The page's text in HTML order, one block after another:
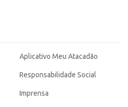
Aplicativo Meu Atacadão
Responsabilidade Social
Imprensa